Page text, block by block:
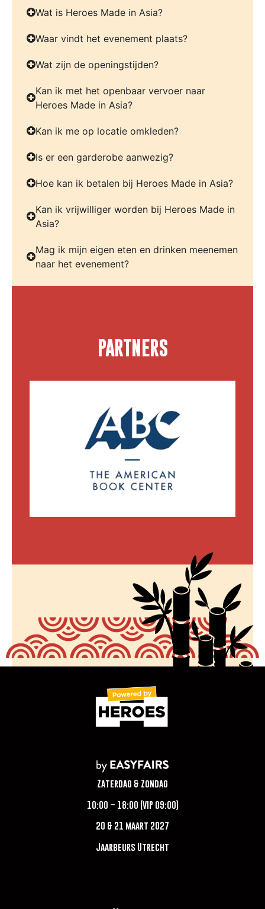
Wat is Heroes Made in Asia?
Waar vindt het evenement plaats?
Wat zijn de openingstijden?
Kan ik met het openbaar vervoer naar
Heroes Made in Asia?
Kan ik me op locatie omkleden?
Is er een garderobe aanwezig?
Hoe kan ik betalen bij Heroes Made in Asia?
Kan ik vrijwilliger worden bij Heroes Made in
Asia?
Mag ik mijn eigen eten en drinken meenemen
naar het evenement?
PARTNERS
Zaterdag & Zondag
10:00 – 18:00 (VIP 09:00)
20 & 21 maart 2027
Jaarbeurs Utrecht